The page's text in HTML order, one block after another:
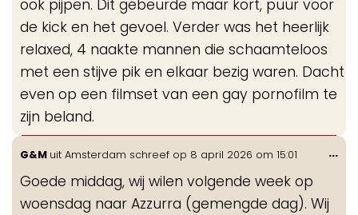
ook pijpen. Dit gebeurde maar kort, puur voor
de kick en het gevoel. Verder was het heerlijk
relaxed, 4 naakte mannen die schaamteloos
met een stijve pik en elkaar bezig waren. Dacht
even op een filmset van een gay pornofilm te
zijn beland.
G&M uit Amsterdam schreef op 8 april 2026 om 15:01
Goede middag, wij wilen volgende week op
woensdag naar Azzurra (gemengde dag). Wij
...